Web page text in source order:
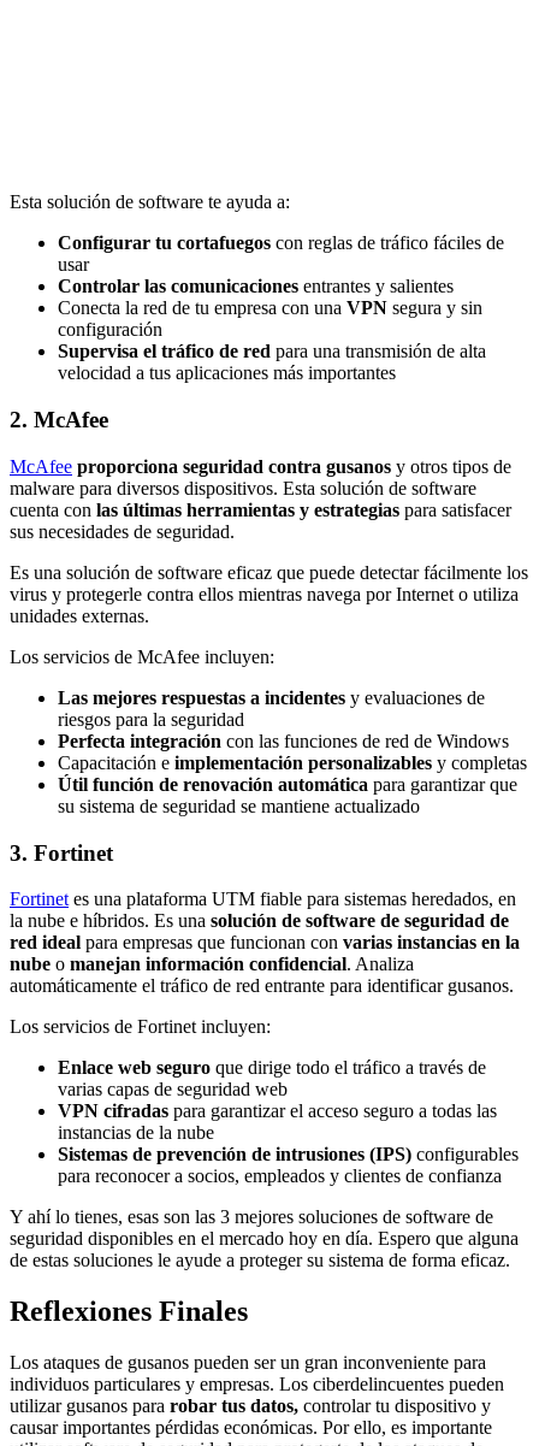
Esta solución de software te ayuda a:
Configurar tu cortafuegos con reglas de tráfico fáciles de
usar
Controlar las comunicaciones entrantes y salientes
Conecta la red de tu empresa con una VPN segura y sin
configuración
Supervisa el tráfico de red para una transmisión de alta
velocidad a tus aplicaciones más importantes
2. McAfee
McAfee proporciona seguridad contra gusanos y otros tipos de
malware para diversos dispositivos. Esta solución de software
cuenta con las últimas herramientas y estrategias para satisfacer
sus necesidades de seguridad.
Es una solución de software eficaz que puede detectar fácilmente los
virus y protegerle contra ellos mientras navega por Internet o utiliza
unidades externas.
Los servicios de McAfee incluyen:
Las mejores respuestas a incidentes y evaluaciones de
riesgos para la seguridad
Perfecta integración con las funciones de red de Windows
Capacitación e implementación personalizables y completas
Útil función de renovación automática para garantizar que
su sistema de seguridad se mantiene actualizado
3. Fortinet
Fortinet es una plataforma UTM fiable para sistemas heredados, en
la nube e híbridos. Es una solución de software de seguridad de
red ideal para empresas que funcionan con varias instancias en la
nube o manejan información confidencial. Analiza
automáticamente el tráfico de red entrante para identificar gusanos.
Los servicios de Fortinet incluyen:
Enlace web seguro que dirige todo el tráfico a través de
varias capas de seguridad web
VPN cifradas para garantizar el acceso seguro a todas las
instancias de la nube
Sistemas de prevención de intrusiones (IPS) configurables
para reconocer a socios, empleados y clientes de confianza
Y ahí lo tienes, esas son las 3 mejores soluciones de software de
seguridad disponibles en el mercado hoy en día. Espero que alguna
de estas soluciones le ayude a proteger su sistema de forma eficaz.
Reflexiones Finales
Los ataques de gusanos pueden ser un gran inconveniente para
individuos particulares y empresas. Los ciberdelincuentes pueden
utilizar gusanos para robar tus datos, controlar tu dispositivo y
causar importantes pérdidas económicas. Por ello, es importante